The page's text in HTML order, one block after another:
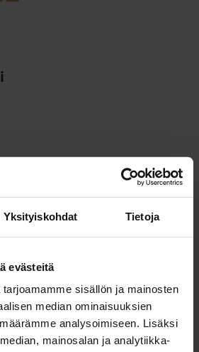
Yksityiskohdat Tietoja
evästeitä
sisällön ja mainosten
median ominaisuuksien
analysoimiseen. Lisäksi
mainosalan ja analytiikka-